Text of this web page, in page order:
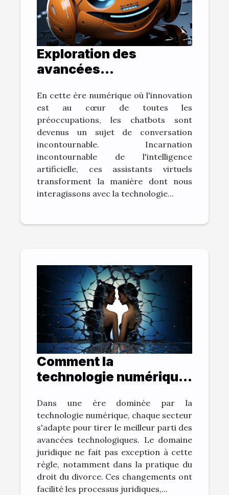
Exploration des
avancées
L'évolution des
chatbots
En cette ère numérique où l'innovation
est au cœur de toutes les
préoccupations, les chatbots sont
devenus un sujet de conversation
incontournable. Incarnation
incontournable de l'intelligence
artificielle, ces assistants virtuels
transforment la manière dont nous
interagissons avec la technologie...
Comment la
technologie numérique
droit du divorce
Dans une ère dominée par la
technologie numérique, chaque secteur
s'adapte pour tirer le meilleur parti des
avancées technologiques. Le domaine
juridique ne fait pas exception à cette
règle, notamment dans la pratique du
droit du divorce. Ces changements ont
facilité les processus juridiques,...